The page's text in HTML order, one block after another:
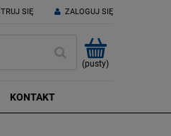
SIĘ ZALOGUJ SIĘ
(pusty)
KONTAKT